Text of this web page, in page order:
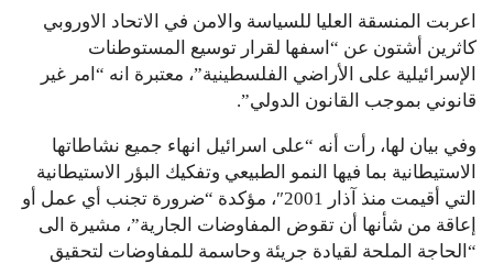
اعربت المنسقة العليا للسياسة والامن في الاتحاد الاوروبي
كاثرين أشتون عن “اسفها لقرار توسيع المستوطنات
الإسرائيلية على الأراضي الفلسطينية”، معتبرة انه “امر غير
قانوني بموجب القانون الدولي”.
وفي بيان لها، رأت أنه “على اسرائيل انهاء جميع نشاطاتها
الاستيطانية بما فيها النمو الطبيعي وتفكيك البؤر الاستيطانية
التي أقيمت منذ آذار 2001″، مؤكدة “ضرورة تجنب أي عمل أو
إعاقة من شأنها أن تقوض المفاوضات الجارية”، مشيرة الى
“الحاجة الملحة لقيادة جريئة وحاسمة للمفاوضات لتحقيق